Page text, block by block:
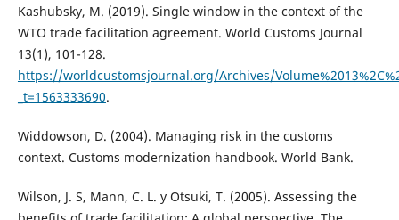
Kashubsky, M. (2019). Single window in the context of the
WTO trade facilitation agreement. World Customs Journal
13(1), 101-128.
https://worldcustomsjournal.org/Archives/
_t=1563333690.
Widdowson, D. (2004). Managing risk in the customs
context. Customs modernization handbook. World Bank.
Wilson, J. S, Mann, C. L. y Otsuki, T. (2005). Assessing the